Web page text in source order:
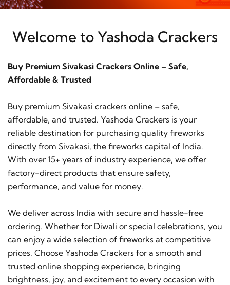
Welcome to Yashoda Crackers
Buy Premium Sivakasi Crackers Online – Safe,
Affordable & Trusted
Buy premium Sivakasi crackers online – safe,
affordable, and trusted. Yashoda Crackers is your
reliable destination for purchasing quality fireworks
directly from Sivakasi, the fireworks capital of India.
With over 15+ years of industry experience, we offer
factory-direct products that ensure safety,
performance, and value for money.
We deliver across India with secure and hassle-free
ordering. Whether for Diwali or special celebrations, you
can enjoy a wide selection of fireworks at competitive
prices. Choose Yashoda Crackers for a smooth and
trusted online shopping experience, bringing
brightness, joy, and excitement to every occasion with